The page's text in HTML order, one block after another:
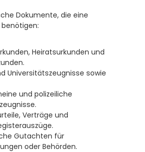
Dokumente, die eine
Heiratsurkunden und
Universitätszeugnisse sowie
und polizeiliche
Verträge und
Gutachten für
oder Behörden.